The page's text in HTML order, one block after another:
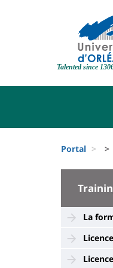
Talented since
Block
liste
des
Portal
La
Licence